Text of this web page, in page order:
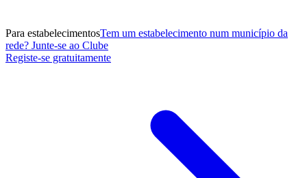
Para estabelecimentosTem um estabelecimento num município da
rede? Junte-se ao Clube
Registe-se gratuitamente